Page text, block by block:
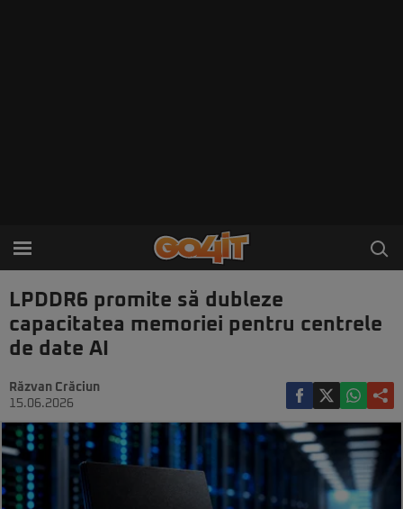
LPDDR6 promite să dubleze
capacitatea memoriei pentru centrele
de date AI
Răzvan Crăciun
15.06.2026